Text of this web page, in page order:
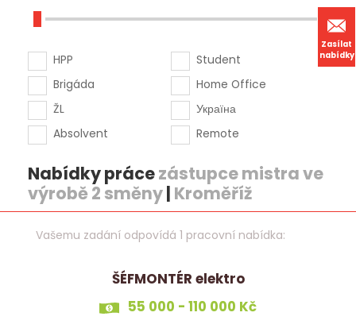
Zasílat
nabídky
HPP
Brigáda
ŽL
Absolvent
Student
Home Office
Україна
Remote
Nabídky prácezástupce mistra ve
výrobě 2 směny| Kroměříž
Vašemu zadání odpovídá 1 pracovní nabídka:
ŠÉFMONTÉR elektro
55 000 - 110 000 Kč